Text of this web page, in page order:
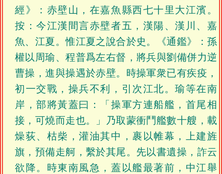
經》：赤壁山，在嘉魚縣西七十里大江濱。
按：今江漢間言赤壁者五，漢陽、漢川、嘉
魚、江夏。惟江夏之說合於史。《通鑑》：孫
權以周瑜、程普爲左右督，將兵與劉備併力逆
曹操，進與操遇於赤壁。時操軍衆已有疾疫，
初一交戰，操兵不利，引次江北。瑜等在南
岸，部將黃蓋曰：「操軍方連船艦，首尾相
接，可燒而走也。」乃取蒙衝鬥艦數十艘，載
燥荻、枯柴，灌油其中，裹以帷幕，上建旌
旗，預備走舸，繫於其尾。先以書遺操，詐云
欲降。時東南風急，蓋以艦最著前，中江舉